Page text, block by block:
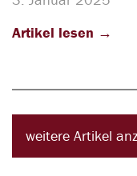
Artikel lesen
weitere Artikel